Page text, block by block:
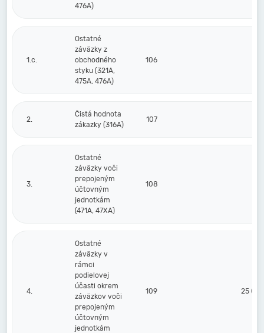
476A)
1.c.
Ostatné
záväzky z
obchodného
styku (321A,
475A, 476A)
106
2.
Čistá hodnota
zákazky (316A)
107
3.
Ostatné
záväzky voči
prepojeným
účtovným
jednotkám
(471A, 47XA)
108
4.
Ostatné
záväzky v
rámci
podielovej
účasti okrem
záväzkov voči
prepojeným
účtovným
jednotkám
109 25